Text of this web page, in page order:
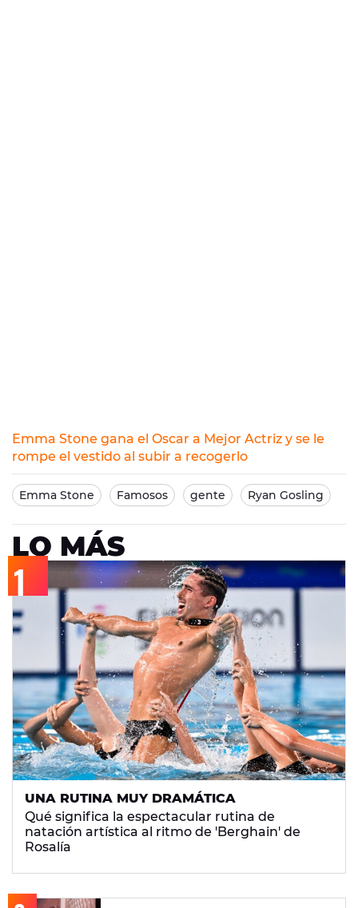
Emma Stone gana el Oscar a Mejor Actriz y se le
rompe el vestido al subir a recogerlo
Emma Stone Famosos gente Ryan Gosling
LO MÁS
UNA RUTINA MUY DRAMÁTICA
Qué significa la espectacular rutina de
natación artística al ritmo de 'Berghain' de
Rosalía